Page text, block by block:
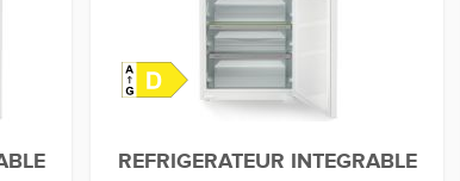
REFRIGERATEUR INTEGRABLE